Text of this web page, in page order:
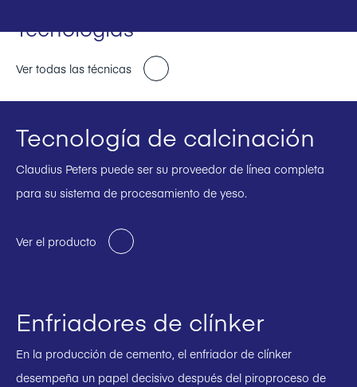
Tecnologías
Ver todas las técnicas
Tecnología de calcinación
Claudius Peters puede ser su proveedor de línea completa
para su sistema de procesamiento de yeso.
Ver el producto
Enfriadores de clínker
En la producción de cemento, el enfriador de clínker
desempeña un papel decisivo después del piroproceso de